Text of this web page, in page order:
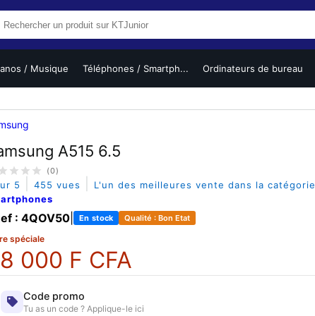
/ Musique Téléphones / Smartph... Ordinateurs de bureau
A515 6.5
(0)
5 455 vues L'un des meilleures vente dans la catégorie
: 4QOV50 En stock Qualité : Bon Etat
spéciale
000 F CFA
Code promo
Tu as un code ? Applique-le ici